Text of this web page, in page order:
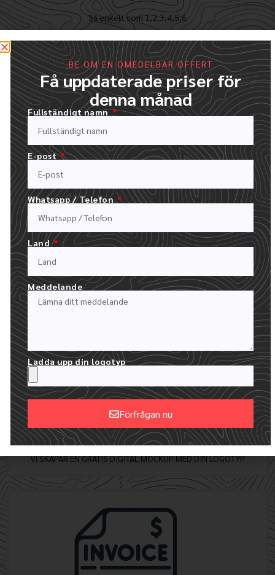
Så enkelt som 1,2,3,4,5,6
FYLL I VÅRT OFFERTFORMULÄR
LADDA UPP DIN LOGOTYP OCH BESKRIV DIN BESTÄLLNING
24 TIMMAR FÖR ATT FÅ DINA MOCKUPS
VI SKAPAR EN GRATIS DIGITAL MOCKUP MED DIN LOGOTYP
BE OM EN OMEDELBAR OFFERT
Få uppdaterade priser för
denna månad
Fullständigt namn
E-post
Whatsapp / Telefon
Land
Meddelande
Ladda upp din logotyp
Förfrågan nu
Alternative: